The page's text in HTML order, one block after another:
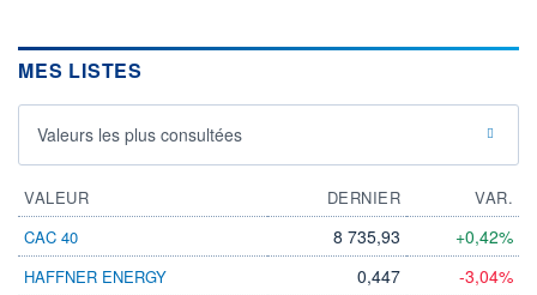
MES LISTES
Valeurs les plus consultées
VALEUR DERNIER
VAR.
CAC 40
8 735,93 +0,42%
HAFFNER ENERGY 0,447 -3,04%